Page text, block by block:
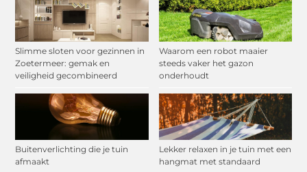
Slimme sloten voor gezinnen in
Zoetermeer: gemak en
veiligheid gecombineerd
Waarom een robot maaier
steeds vaker het gazon
onderhoudt
Buitenverlichting die je tuin
afmaakt
Lekker relaxen in je tuin met een
hangmat met standaard